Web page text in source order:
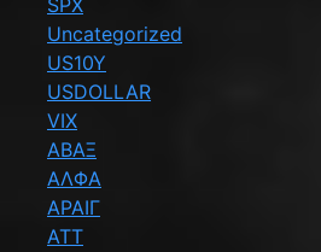
SPX
Uncategorized
US10Y
USDOLLAR
VIX
ΑΒΑΞ
ΑΛΦΑ
ΑΡΑΙΓ
ΑΤΤ